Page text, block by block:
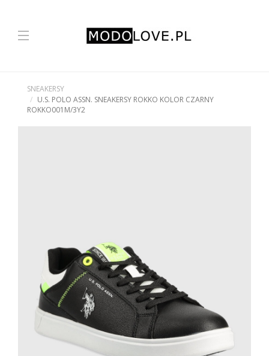
SNEAKERSY
U.S. POLO ASSN. SNEAKERSY ROKKO KOLOR CZARNY
ROKKO001M/3Y2